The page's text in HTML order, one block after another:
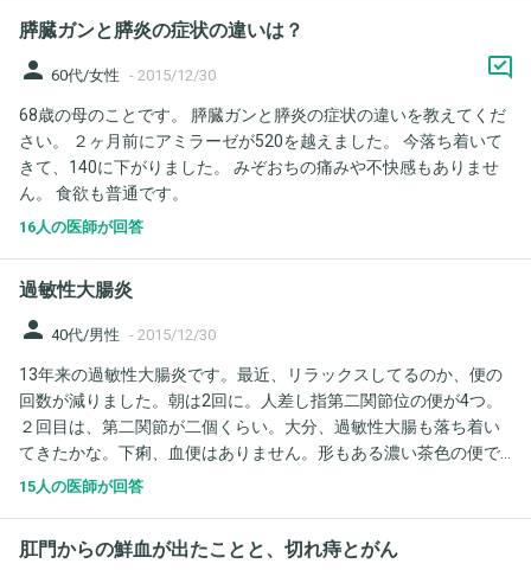
より上がっている、あと胃の出口付近に赤い斑点のようなものが
ポツポツ5-6個あり、念のため生検したとのことでした。年末でま
られるのでしょうか？それとももっと深刻な可能性があると思っ
ておいた方が良いでしょうか。ここ一年で好きだったワインもほ
とんど飲みたいと思わなくなり、好きだった食事も気分が悪くな
らないか探り探りで、心から楽しめたことがなく辛いです。ご教
示よろしくお願いいたします。
膵臓ガンと膵炎の症状の違いは？
person 60代/女性 - 2015/12/30
68歳の母のことです。 膵臓ガンと膵炎の症状の違いを教えてくだ
さい。 ２ヶ月前にアミラーゼが520を越えました。 今落ち着いて
きて、140に下がりました。 みぞおちの痛みや不快感もありませ
ん。 食欲も普通です。
16人の医師が回答
過敏性大腸炎
person 40代/男性 - 2015/12/30
13年来の過敏性大腸炎です。最近、リラックスしてるのか、便の
回数が減りました。朝は2回に。人差し指第二関節位の便が4つ。
２回目は、第二関節が二個くらい。大分、過敏性大腸も落ち着い
てきたかな。下痢、血便はありません。形もある濃い茶色の便で
す。消化器かで処方されてます。世間の人では普通ですか？
15人の医師が回答
肛門からの鮮血が出たことと、切れ痔とがん